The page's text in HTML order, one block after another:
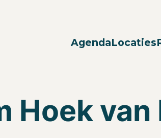
AgendaLocaties
Hoek van